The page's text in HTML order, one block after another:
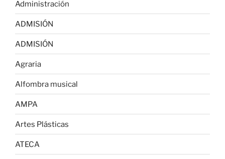
Administración
ADMISIÓN
ADMISIÓN
Agraria
Alfombra musical
AMPA
Artes Plásticas
ATECA